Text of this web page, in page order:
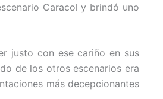
Caracol y brindó uno
justo con ese cariño en sus
de los otros escenarios era
más decepcionantes